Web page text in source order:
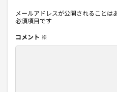
メールアドレスが公開されることは
必須項目です
コメント ※